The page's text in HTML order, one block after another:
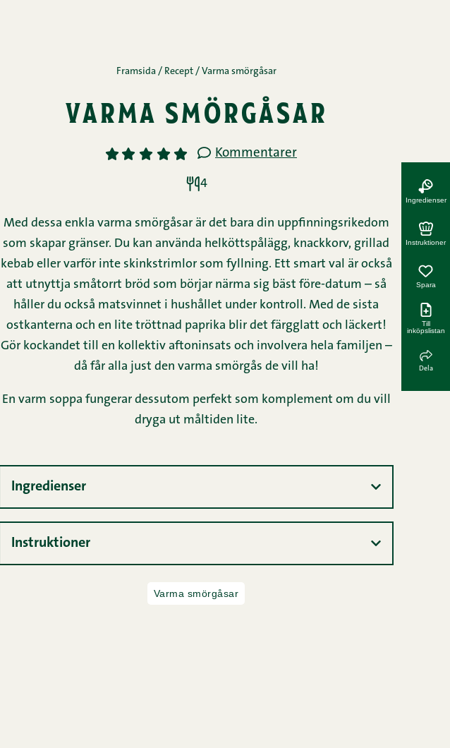
Framsida / Recept / Varma smörgåsar
varma smörgåsar
1 2 3 4 5 Kommentarer
4
Med dessa enkla varma smörgåsar är det bara din uppfinningsrikedom
som skapar gränser. Du kan använda helköttspålägg, knackkorv, grillad
kebab eller varför inte skinkstrimlor som fyllning. Ett smart val är också
att utnyttja småtorrt bröd som börjar närma sig bäst före-datum – så
håller du också matsvinnet i hushållet under kontroll. Med de sista
ostkanterna och en lite tröttnad paprika blir det färgglatt och läckert!
Gör kockandet till en kollektiv aftoninsats och involvera hela familjen –
då får alla just den varma smörgås de vill ha!
En varm soppa fungerar dessutom perfekt som komplement om du vill
dryga ut måltiden lite.
Ingredienser
Instruktioner
Varma smörgåsar
Ingredienser
Instruktioner
Spara
Till
inköpslistan
Dela